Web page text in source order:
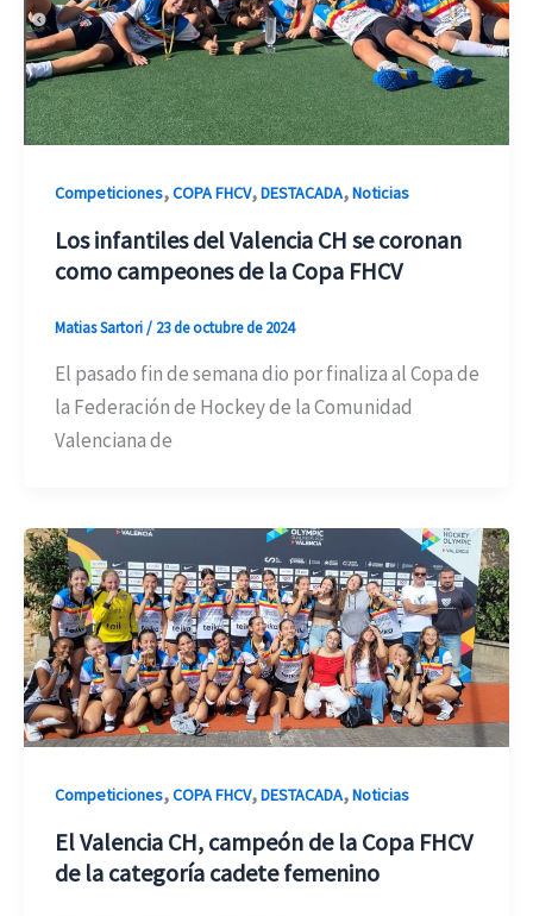
Competiciones,COPA FHCV,DESTACADA,Noticias
Los infantiles del Valencia CH se coronan
como campeones de la Copa FHCV
Matias Sartori/ 23 de octubre de 2024
El pasado fin de semana dio por finaliza al Copa de
la Federación de Hockey de la Comunidad
Valenciana de
Competiciones,COPA FHCV,DESTACADA,Noticias
El Valencia CH, campeón de la Copa FHCV
de la categoría cadete femenino